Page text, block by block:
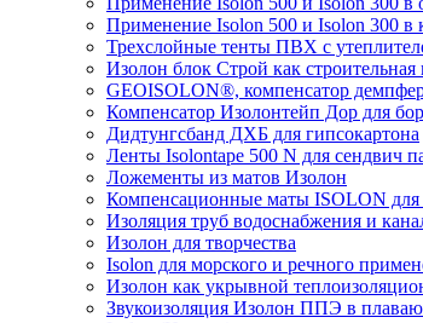
Применение Isolon 500 и Isolon 300
Трехслойные тенты ПВХ с
Изолон блок Строй как строительная
GEOISOLON®, компенсатор
Компенсатор Изолонтейп Дор для
Дидтунгсбанд ДХБ для гипсокартона
Ленты Isolontape 500 N для сендвич
Ложементы из матов Изолон
Компенсационные маты ISOLON для
Изоляция труб водоснабжения и
Изолон для творчества
Isolon для морского и речного
Изолон как укрывной
Звукоизоляция Изолон ППЭ в